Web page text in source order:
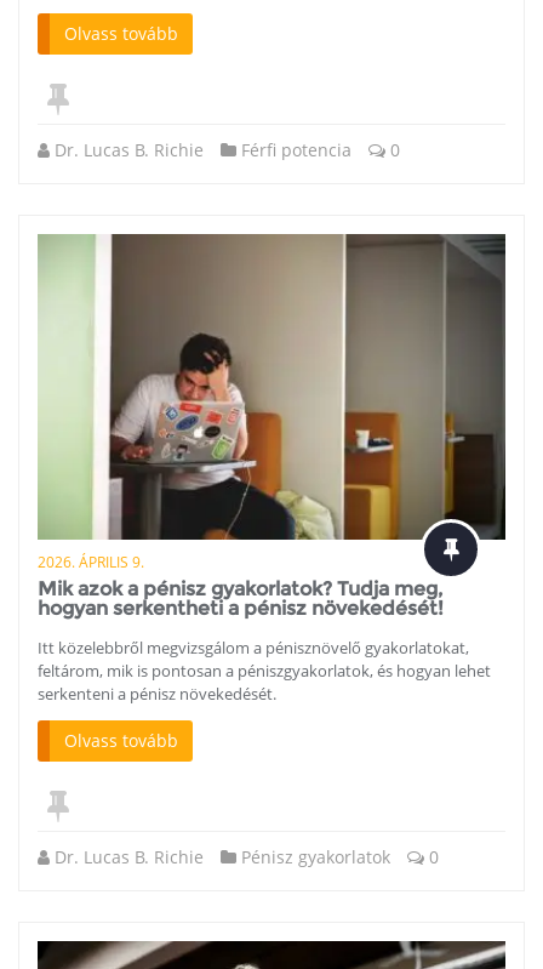
Olvass tovább
Dr. Lucas B. Richie Férfi potencia 0
2026. ÁPRILIS 9.
Mik azok a pénisz gyakorlatok? Tudja meg,
hogyan serkentheti a pénisz növekedését!
Itt közelebbről megvizsgálom a pénisznövelő gyakorlatokat,
feltárom, mik is pontosan a péniszgyakorlatok, és hogyan lehet
serkenteni a pénisz növekedését.
Olvass tovább
Dr. Lucas B. Richie Pénisz gyakorlatok 0